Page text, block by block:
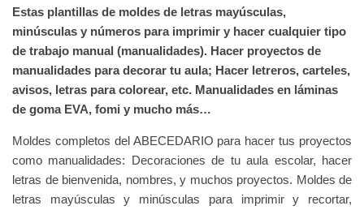
Estas plantillas de moldes de letras mayúsculas,
minúsculas y números para imprimir y hacer cualquier tipo
de trabajo manual (manualidades). Hacer proyectos de
manualidades para decorar tu aula; Hacer letreros, carteles,
avisos, letras para colorear, etc. Manualidades en láminas
de goma EVA, fomi y mucho más…
Moldes completos del ABECEDARIO para hacer tus proyectos
como manualidades: Decoraciones de tu aula escolar, hacer
letras de bienvenida, nombres, y muchos proyectos. Moldes de
letras mayúsculas y minúsculas para imprimir y recortar,